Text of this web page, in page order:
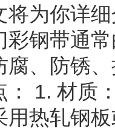
将为你详
彩钢带通
腐、防锈
： 1. 材质
用热轧钢